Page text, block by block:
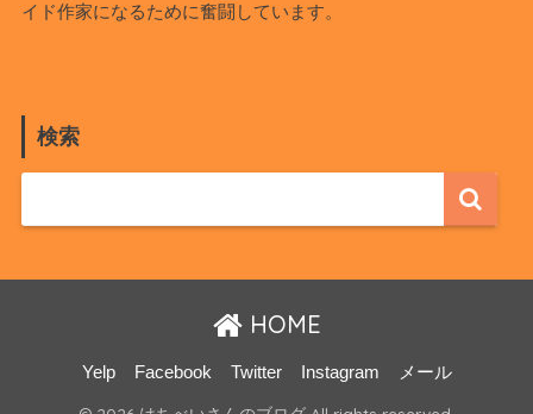
イド作家になるために奮闘しています。
検索
HOME
Yelp Facebook Twitter Instagram メール